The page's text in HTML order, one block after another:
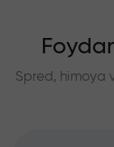
Spred, himoya